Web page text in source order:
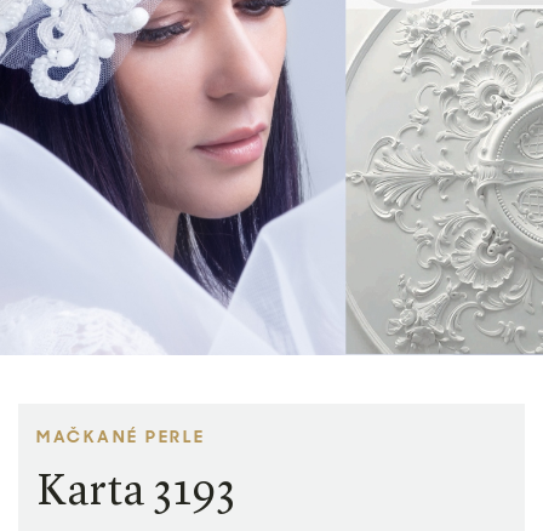
MAČKANÉ PERLE
Karta 3193